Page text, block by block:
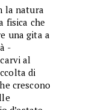
la natura
fisica che
una gita a
-
al
di
crescono